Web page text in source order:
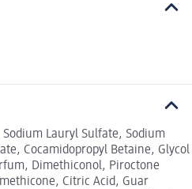
Lauryl Sulfate, Sodium
Cocamidopropyl Betaine, Glycol
Dimethiconol, Piroctone
Citric Acid, Guar